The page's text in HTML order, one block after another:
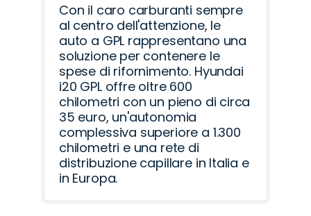
Con il caro carburanti sempre
al centro dell'attenzione, le
auto a GPL rappresentano una
soluzione per contenere le
spese di rifornimento. Hyundai
i20 GPL offre oltre 600
chilometri con un pieno di circa
35 euro, un'autonomia
complessiva superiore a 1.300
chilometri e una rete di
distribuzione capillare in Italia e
in Europa.